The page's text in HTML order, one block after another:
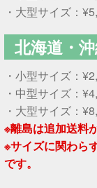
・大型サイズ：
北海道・
・小型サイズ：
・中型サイズ：
・大型サイズ：
※離島は追加送料
※サイズに関わら
です。